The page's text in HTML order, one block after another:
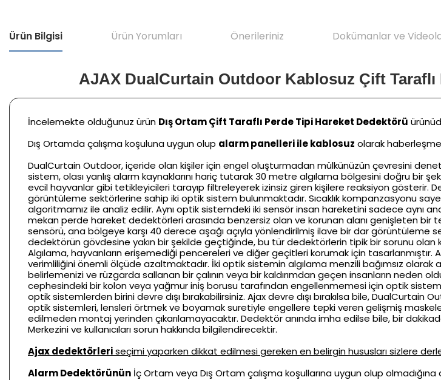
Ürün Bilgisi Ürün Yorumları Önerileriniz Dokümanlar ve
AJAX DualCurtain Outdoor Kablosuz Çift
İncelemekte olduğunuz ürün Dış Ortam Çift Taraflı Perde Tipi Hareket Dedektörü
Dış Ortamda çalışma koşuluna uygun olup alarm panelleri ile kablosuz olarak
DualCurtain Outdoor, içeride olan kişiler için engel oluşturmadan mülkünüzün çevresini
sistem, olası yanlış alarm kaynaklarını hariç tutarak 30 metre algılama bölgesini doğru bir
evcil hayvanlar gibi tetikleyicileri tarayıp filtreleyerek izinsiz giren kişilere reaksiyon gösterir.
görüntüleme sektörlerine sahip iki optik sistem bulunmaktadır. Sıcaklık kompanzasyonu
algoritmamız ile analiz edilir. Aynı optik sistemdeki iki sensör insan hareketini sadece aynı
mekan perde hareket dedektörleri arasında benzersiz olan ve korunan alanı genişleten bir
sensörü, ana bölgeye karşı 40 derece aşağı açıyla yönlendirilmiş ilave bir dar görüntüleme
dedektörün gövdesine yakın bir şekilde geçtiğinde, bu tür dedektörlerin tipik bir sorunu olan
Algılama, hayvanların erişemediği pencereleri ve diğer geçitleri korumak için tasarlanmıştır.
verimliliğini önemli ölçüde azaltmaktadır. İki optik sistemin algılama menzili bağımsız
belirlemenizi ve rüzgarda sallanan bir çalının veya bir kaldırımdan geçen insanların neden
cephesindeki bir kolon veya yağmur iniş borusu tarafından engellenmemesi için optik
optik sistemlerden birini devre dışı bırakabilirsiniz. Ajax devre dışı bırakılsa bile,
optik sistemleri, lensleri örtmek ve boyamak suretiyle engellere tepki veren gelişmiş
edilmeden montaj yerinden çıkarılamayacaktır. Dedektör anında imha edilse bile, bir
Merkezini ve kullanıcıları sorun hakkında bilgilendirecektir.
Ajax dedektörleriseçimi yaparken dikkat edilmesi gereken en belirgin hususları sizlere
Alarm Dedektörünün İç Ortam veya Dış Ortam çalışma koşullarına uygun olup